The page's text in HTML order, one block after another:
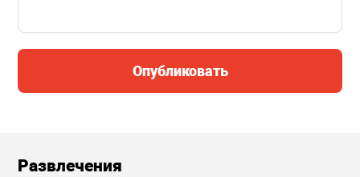
Опубликовать
Развлечения